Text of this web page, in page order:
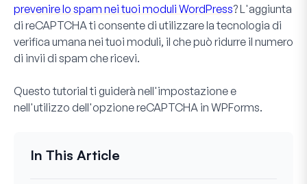
prevenire lo spam nei tuoi moduli WordPress? L'aggiunta
di reCAPTCHA ti consente di utilizzare la tecnologia di
verifica umana nei tuoi moduli, il che può ridurre il numero
di invii di spam che ricevi.
Questo tutorial ti guiderà nell'impostazione e
nell'utilizzo dell'opzione reCAPTCHA in WPForms.